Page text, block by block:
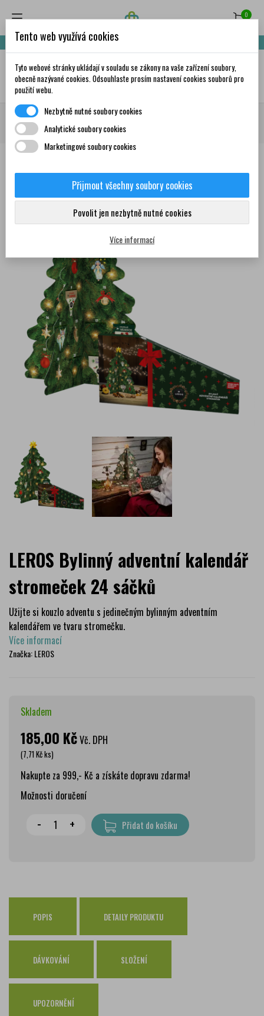
0
Nakupte za 999,- Kč a získáte dopravu zdarma!
✦AI
Domů Zdravá výživa Čaje Dle výrobce
adventní kalendář stromeček 24 sáčků
LEROS Bylinný adventní kalendář
stromeček 24 sáčků
Užijte si kouzlo adventu s jedinečným bylinným adventním
kalendářem ve tvaru stromečku.
Více informací
Značka:LEROS
Skladem
185,00 KčVč. DPH
(7,71 Kč ks)
Nakupte za 999,- Kč a získáte dopravu zdarma!
Možnosti doručení
Wolt doprava
zdarma
79 Kč
Osobní odběr Pražákova
zdarma
Osobní odběr Kounicova
Česká pošta
zdarma
PPL
GLS
zdarma
- + Přidat do košíku
POPIS DETAILY PRODUKTU
DÁVKOVÁNÍ SLOŽENÍ
UPOZORNĚNÍ
Tento web využívá cookies
Tyto webové stránky ukládají v souladu se zákony na vaše zařízení soubory,
obecně nazývané cookies. Odsouhlaste prosím nastavení cookies souborů pro
použití webu.
Nezbytně nutné soubory cookies
Analytické soubory cookies
Marketingové soubory cookies
Přijmout všechny soubory cookies
Povolit jen nezbytně nutné cookies
Více informací